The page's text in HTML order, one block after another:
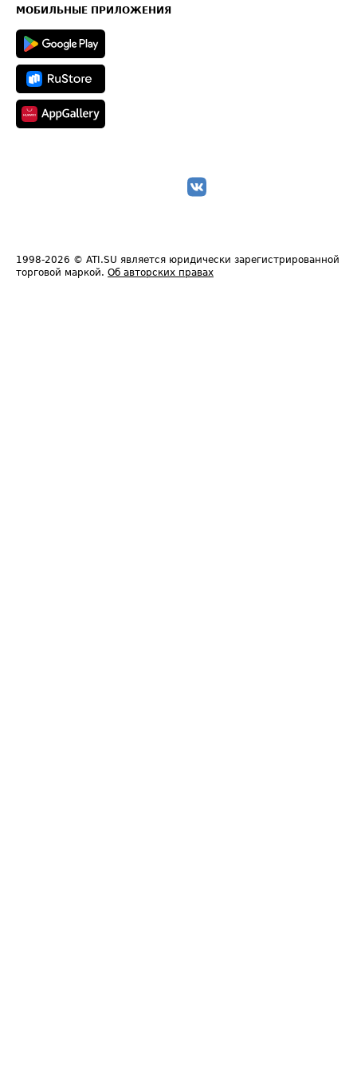
Техническая информация
МОБИЛЬНЫЕ ПРИЛОЖЕНИЯ
1998-2026 © ATI.SU является юридически зарегистрированной
торговой маркой. Об авторских правах